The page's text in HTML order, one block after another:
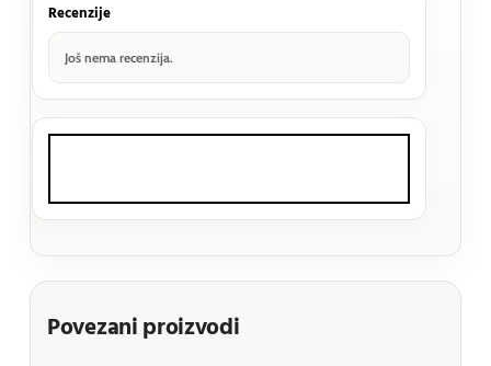
Recenzije
Još nema recenzija.
Povezani proizvodi